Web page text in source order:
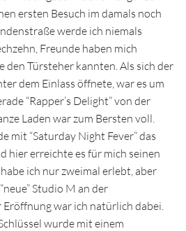
ersten Besuch im damals noch
werde ich niemals
Freunde haben mich
den Türsteher kannten. Als sich der
dem Einlass öffnete, war es um
“Rapper’s Delight” von der
Laden war zum Bersten voll.
mit “Saturday Night Fever” das
hier erreichte es für mich seinen
ich nur zweimal erlebt, aber
Studio M an der
war ich natürlich dabei.
wurde mit einem